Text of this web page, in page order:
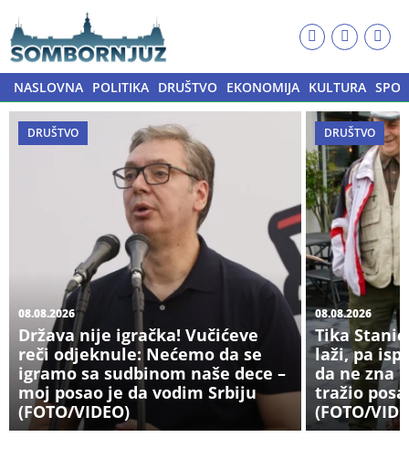
NASLOVNA POLITIKA DRUŠTVO EKONOMIJA KULTURA
DRUŠTVO
08.08.2026
Država nije igračka! Vučićeve
reči odjeknule: Nećemo da se
igramo sa sudbinom naše dece –
moj posao je da vodim Srbiju
(FOTO/VIDEO)
DRUŠTVO
08.08.2026
Tika
laži, pa
da ne zna
tražio
(FOTO/